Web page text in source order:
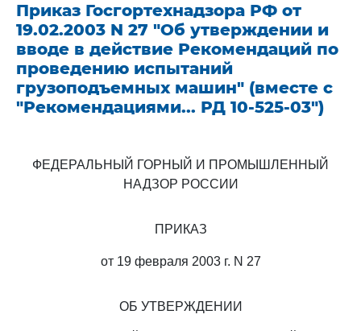
Приказ Госгортехнадзора РФ от
19.02.2003 N 27 "Об утверждении и
вводе в действие Рекомендаций по
проведению испытаний
грузоподъемных машин" (вместе с
"Рекомендациями... РД 10-525-03")
ФЕДЕРАЛЬНЫЙ ГОРНЫЙ И ПРОМЫШЛЕННЫЙ
НАДЗОР РОССИИ
ПРИКАЗ
от 19 февраля 2003 г. N 27
ОБ УТВЕРЖДЕНИИ